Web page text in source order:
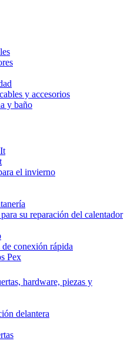
y accesorios
y baño
el invierno
su reparación del calentador
de conexión rápida
Pex
hardware, piezas y
delantera